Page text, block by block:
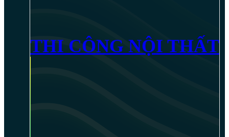
THI CÔNG NỘI THẤT